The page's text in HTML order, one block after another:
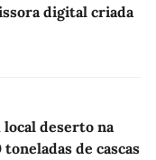
digital criada
local deserto na
de cascas